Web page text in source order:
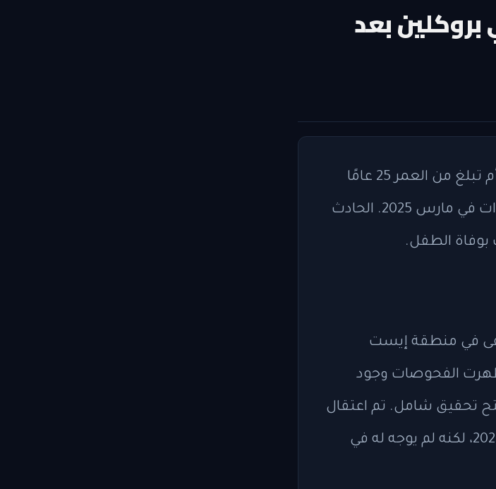
بعد
وجهت السلطات في بروكلين تهم القتل والاعتداء والإهمال إلى أم تبلغ من العمر 25 عامًا
وصديقها البالغ 39 عامًا، بعد وفاة طفلها البالغ من العمر 3 سنوات في مارس 2025. الحادث
بوفاة الطفل.
في منطقة إيست
الفحوصات وجود
تحقيق شامل. تم اعتقال
الرجل بعد أيام من الحادث بتهمة الاعتداء على الطفل في فبراير 2025، لكنه لم يوجه له في